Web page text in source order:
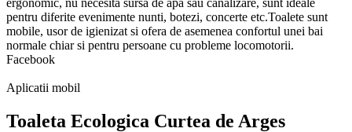
pentru diferite evenimente nunti, botezi, concerte etc.Toalete sunt
mobile, usor de igienizat si ofera de asemenea confortul unei bai
normale chiar si pentru persoane cu probleme locomotorii.
Facebook
Aplicatii mobil
Toaleta Ecologica Curtea de Arges